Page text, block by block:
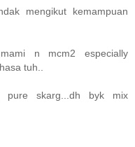
mengikut kemampuan
n mcm2 especially
tuh..
pure skarg...dh byk mix